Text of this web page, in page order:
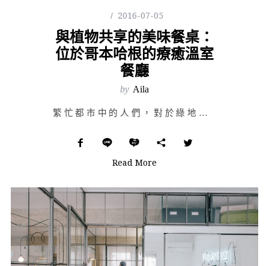
2016-07-05
與植物共享的美味餐桌：
位於哥本哈根的療癒溫室
餐廳
by Aila
繁忙都市中的人們，對於綠地植物自有一股憧憬與渴望；好像置身於其中深深的呼吸幾口，身心就能得到無條件地…
Read More